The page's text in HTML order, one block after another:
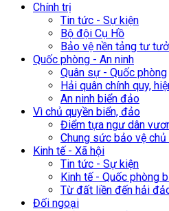
Chính trị
Tin tức - Sự kiện
Bộ đội Cụ Hồ
Bảo vệ nền tảng tư
Quốc phòng - An ninh
Quân sự - Quốc phòng
Hải quân chính quy,
An ninh biển đảo
Vì chủ quyền biển, đảo
Điểm tựa ngư dân
Chung sức bảo vệ
Kinh tế - Xã hội
Tin tức - Sự kiện
Kinh tế - Quốc phòng
Từ đất liền đến hải
Đối ngoại